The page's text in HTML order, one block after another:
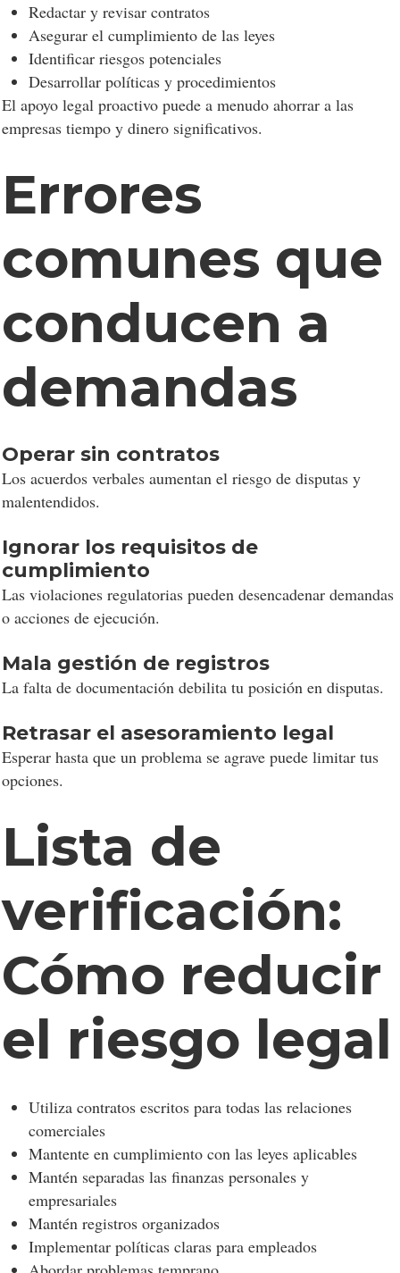
Redactar y revisar contratos
Asegurar el cumplimiento de las leyes
Identificar riesgos potenciales
Desarrollar políticas y procedimientos
El apoyo legal proactivo puede a menudo ahorrar a las
empresas tiempo y dinero significativos.
Errores
comunes que
conducen a
demandas
Operar sin contratos
Los acuerdos verbales aumentan el riesgo de disputas y
malentendidos.
Ignorar los requisitos de
cumplimiento
Las violaciones regulatorias pueden desencadenar demandas
o acciones de ejecución.
Mala gestión de registros
La falta de documentación debilita tu posición en disputas.
Retrasar el asesoramiento legal
Esperar hasta que un problema se agrave puede limitar tus
opciones.
Lista de
verificación:
Cómo reducir
el riesgo legal
Utiliza contratos escritos para todas las relaciones
comerciales
Mantente en cumplimiento con las leyes aplicables
Mantén separadas las finanzas personales y
empresariales
Mantén registros organizados
Implementar políticas claras para empleados